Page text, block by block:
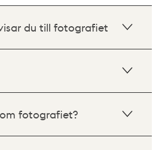
du till fotografiet
fotografiet?